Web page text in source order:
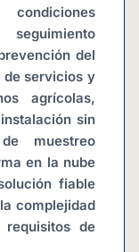
del
de servicios y
agrícolas,
sin
muestreo
en la nube
fiable
complejidad
de